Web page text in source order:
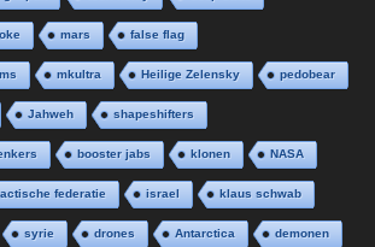
mars false flag
mkultra Heilige Zelensky pedobear
Jahweh shapeshifters
booster jabs klonen NASA
federatie israel klaus schwab
syrie drones Antarctica demonen